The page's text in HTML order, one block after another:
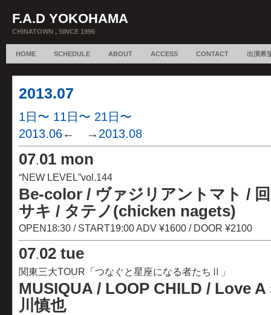
F.A.D YOKOHAMA
CHINATOWN , SINCE 1996
HOME SCHEDULE ABOUT ACCESS CONTACT 出演希
2013.07
1日〜 11日〜 21日〜
2013.06← → 2013.08
07.01 mon
“NEW LEVEL”vol.144
Be-color / ヴァジリアントマト /
サキ / タテノ(chicken nagets)
OPEN18:30 / START19:00 ADV ¥1600 / DOOR ¥2100
07.02 tue
関東三大TOUR「つなぐと星座になる者たちⅡ」
MUSIQUA / LOOP CHILD / Love
川慎也